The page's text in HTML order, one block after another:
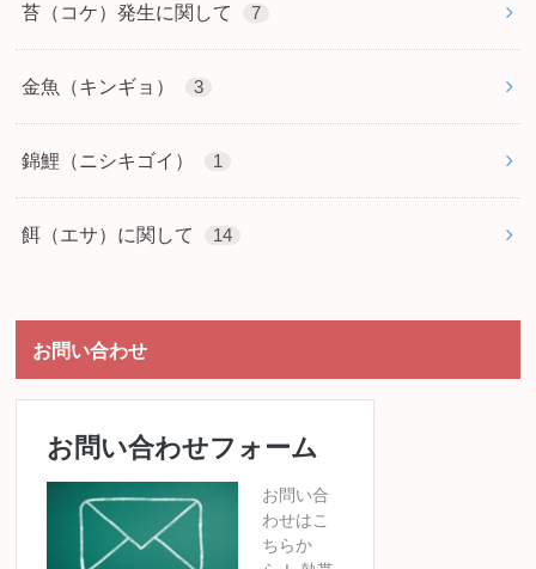
苔（コケ）発生に関して 7
金魚（キンギョ） 3
錦鯉（ニシキゴイ） 1
餌（エサ）に関して 14
お問い合わせ